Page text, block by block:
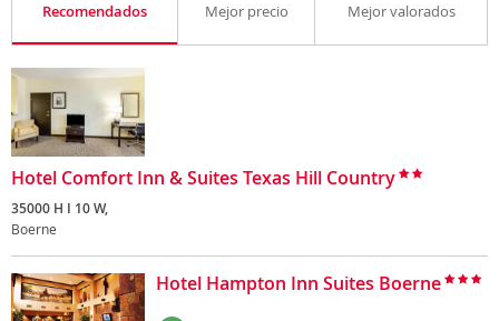
Recomendados Mejor precio Mejor valorados
Hotel Comfort Inn & Suites Texas Hill Country
35000 H I 10 W,
Boerne
Hotel Hampton Inn Suites Boerne